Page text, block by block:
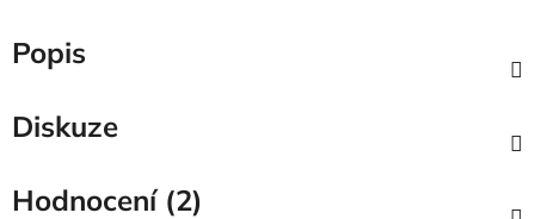
Popis
Diskuze
Hodnocení (2)